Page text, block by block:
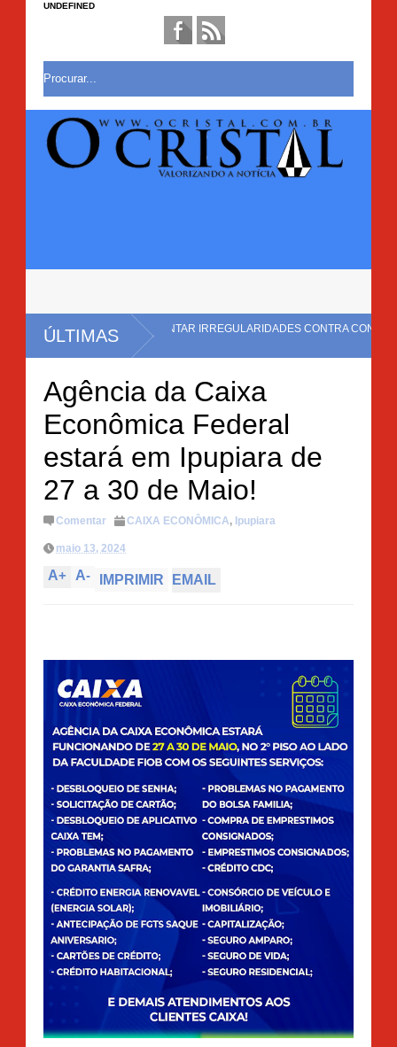
UNDEFINED
ÚLTIMAS
ANEL APONTAR IRREGULARIDADES CONTRA CONSUMIDORES
Agência da Caixa
Econômica Federal
estará em Ipupiara de
27 a 30 de Maio!
Comentar CAIXA ECONÔMICA, Ipupiara
maio 13, 2024
A+ A- IMPRIMIR EMAIL